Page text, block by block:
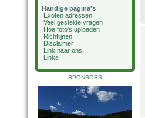
Handige pagina's
Exoten adressen
Veel gestelde vragen
Hoe foto's uploaden
Richtlijnen
Disclaimer
Link naar ons
Links
SPONSORS